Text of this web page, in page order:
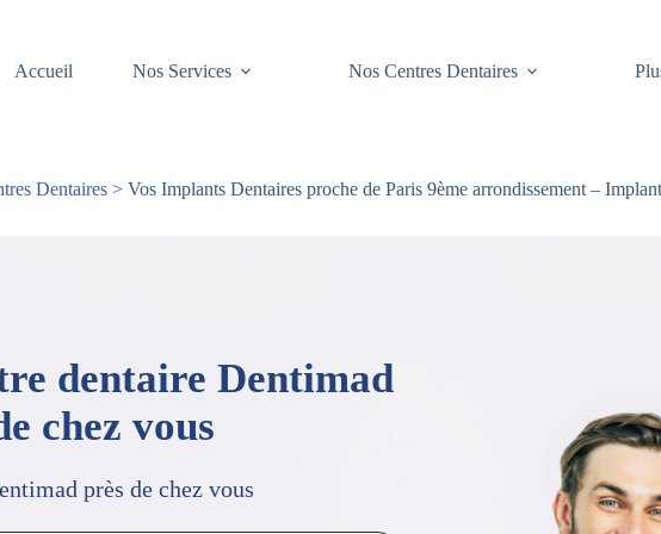
Accueil
Nos Services Nos Centres Dentaires
Dentaires > Vos Implants Dentaires proche de Paris 9ème arrondissement –
dentaire Dentimad
chez vous
près de chez vous